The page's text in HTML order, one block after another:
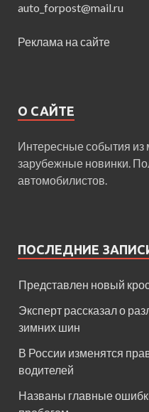
auto_forpost@mail.ru
Реклама на сайте
О САЙТЕ
Интересные события из
зарубежные новинки.
автомобилистов.
ПОСЛЕДНИЕ
Представлен новый
Эксперт рассказал о
зимних шин
В России изменятся
водителей
Названы главные